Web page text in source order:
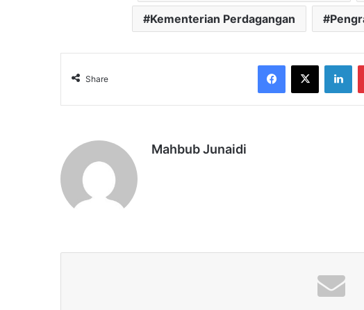
Kementerian Perdagangan
Share
Facebook
X
Mahbub Junaidi